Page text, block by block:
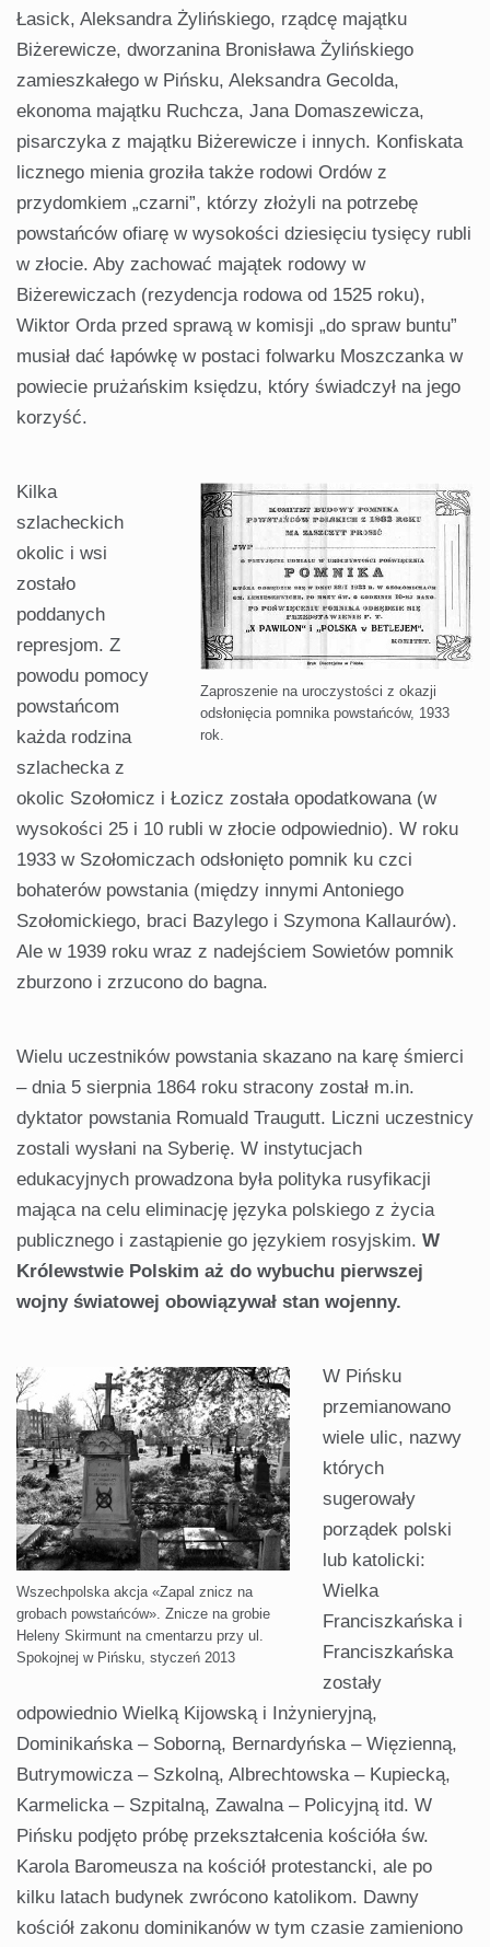
Łasick, Aleksandra Żylińskiego, rządcę majątku
Biżerewicze, dworzanina Bronisława Żylińskiego
zamieszkałego w Pińsku, Aleksandra Gecolda,
ekonoma majątku Ruchcza, Jana Domaszewicza,
pisarczyka z majątku Biżerewicze i innych. Konfiskata
licznego mienia groziła także rodowi Ordów z
przydomkiem „czarni”, którzy złożyli na potrzebę
powstańców ofiarę w wysokości dziesięciu tysięcy rubli
w złocie. Aby zachować majątek rodowy w
Biżerewiczach (rezydencja rodowa od 1525 roku),
Wiktor Orda przed sprawą w komisji „do spraw buntu”
musiał dać łapówkę w postaci folwarku Moszczanka w
powiecie prużańskim księdzu, który świadczył na jego
korzyść.
Zaproszenie na uroczystości z okazji
odsłonięcia pomnika powstańców, 1933
rok.
Kilka
szlacheckich
okolic i wsi
zostało
poddanych
represjom. Z
powodu pomocy
powstańcom
każda rodzina
szlachecka z
okolic Szołomicz i Łozicz została opodatkowana (w
wysokości 25 i 10 rubli w złocie odpowiednio). W roku
1933 w Szołomiczach odsłonięto pomnik ku czci
bohaterów powstania (między innymi Antoniego
Szołomickiego, braci Bazylego i Szymona Kallaurów).
Ale w 1939 roku wraz z nadejściem Sowietów pomnik
zburzono i zrzucono do bagna.
Wielu uczestników powstania skazano na karę śmierci
– dnia 5 sierpnia 1864 roku stracony został m.in.
dyktator powstania Romuald Traugutt. Liczni uczestnicy
zostali wysłani na Syberię. W instytucjach
edukacyjnych prowadzona była polityka rusyfikacji
mająca na celu eliminację języka polskiego z życia
publicznego i zastąpienie go językiem rosyjskim. W
Królewstwie Polskim aż do wybuchu pierwszej
wojny światowej obowiązywał stan wojenny.
Wszechpolska akcja «Zapal znicz na
grobach powstańców». Znicze na grobie
Heleny Skirmunt na cmentarzu przy ul.
Spokojnej w Pińsku, styczeń 2013
W Pińsku
przemianowano
wiele ulic, nazwy
których
sugerowały
porządek polski
lub katolicki:
Wielka
Franciszkańska i
Franciszkańska
zostały
odpowiednio Wielką Kijowską i Inżynieryjną,
Dominikańska – Soborną, Bernardyńska – Więzienną,
Butrymowicza – Szkolną, Albrechtowska – Kupiecką,
Karmelicka – Szpitalną, Zawalna – Policyjną itd. W
Pińsku podjęto próbę przekształcenia kościóła św.
Karola Baromeusza na kościół protestancki, ale po
kilku latach budynek zwrócono katolikom. Dawny
kościół zakonu dominikanów w tym czasie zamieniono